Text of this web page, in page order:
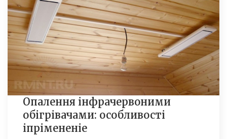
Опалення інфрачервоними
обігрівачами: особливості
іпрімененіе